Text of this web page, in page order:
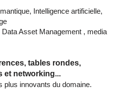
Intelligence artificielle,
Asset Management , media
tables rondes,
et networking...
plus innovants du domaine.